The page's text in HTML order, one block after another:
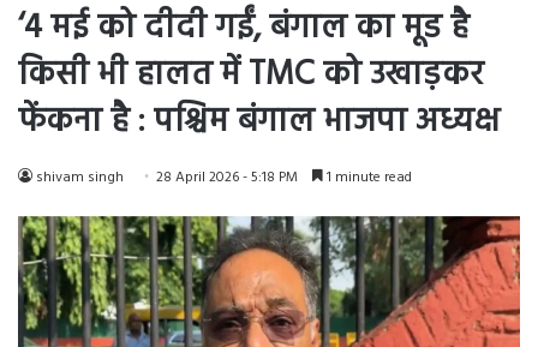
‘4 मई को दीदी गईं, बंगाल का मूड है
किसी भी हालत में TMC को उखाड़कर
फेंकना है : पश्चिम बंगाल भाजपा अध्यक्ष
shivam singh 28 April 2026 - 5:18 PM 1 minute read